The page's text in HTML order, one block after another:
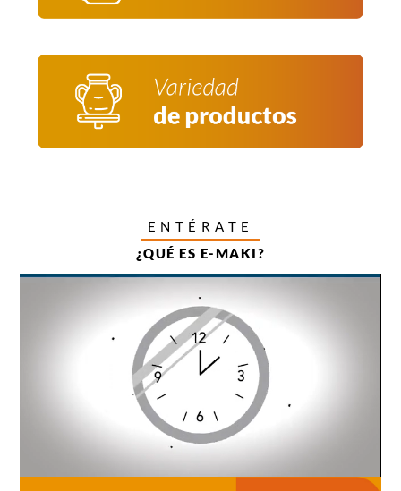
ENTÉRATE
¿QUÉ ES E-MAKI?